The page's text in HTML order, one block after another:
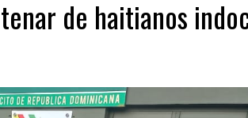
de haitianos